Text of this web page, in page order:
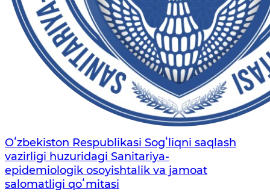
Oʻzbekiston Respublikasi Sogʻliqni saqlash
vazirligi huzuridagi Sanitariya-
epidemiologik osoyishtalik va jamoat
salomatligi qoʻmitasi